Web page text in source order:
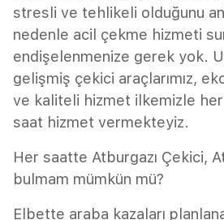
stresli ve tehlikeli olduğunu
nedenle acil çekme hizmeti
endişelenmenize gerek yok.
gelişmiş çekici araçlarımız,
ve kaliteli hizmet ilkemizle
saat hizmet vermekteyiz.
Her saatte Atburgazı Çekici,
bulmam mümkün mü?
Elbette araba kazaları